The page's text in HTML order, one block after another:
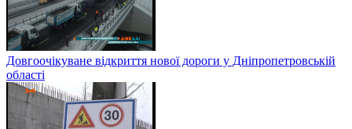
Довгоочікуване відкриття нової дороги у Дніпропетровській
області